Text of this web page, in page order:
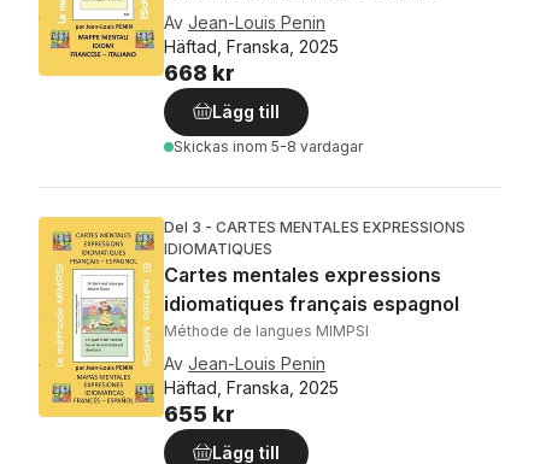
Av Jean-Louis Penin
Häftad, Franska, 2025
668 kr
Lägg till
Skickas inom 5-8 vardagar
Del 3 - CARTES MENTALES EXPRESSIONS
IDIOMATIQUES
Cartes mentales expressions
idiomatiques français espagnol
Méthode de langues MIMPSI
Av Jean-Louis Penin
Häftad, Franska, 2025
655 kr
Lägg till